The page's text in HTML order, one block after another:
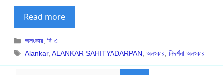
Read more
Categories
অলংকার,বি.এ.
Tags
Alankar,ALANKAR SAHITYADARPAN,অলংকার,নিদর্শনা অলংকার